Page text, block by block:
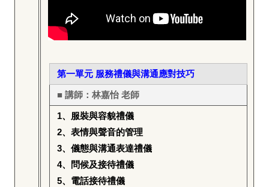
第一單元 服務禮儀與溝通應對技巧
■ 講師：林嘉怡 老師
1、服裝與容貌禮儀
2、表情與聲音的管理
3、儀態與溝通表達禮儀
4、問候及接待禮儀
5、電話接待禮儀